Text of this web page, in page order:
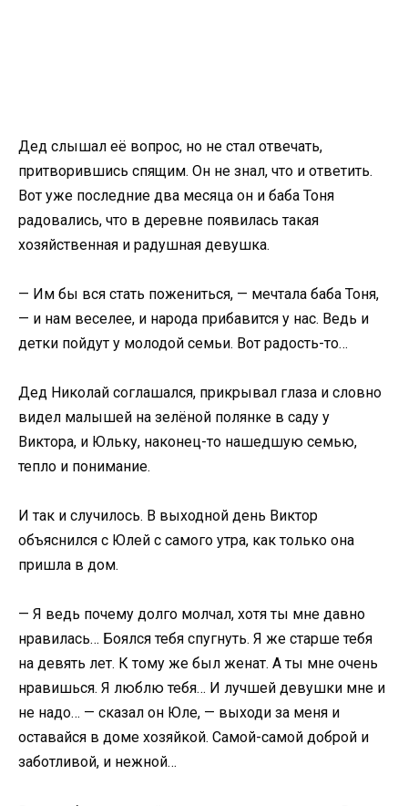
Дед слышал её вопрос, но не стал отвечать,
притворившись спящим. Он не знал, что и ответить.
Вот уже последние два месяца он и баба Тоня
радовались, что в деревне появилась такая
хозяйственная и радушная девушка.
— Им бы вся стать пожениться, — мечтала баба Тоня,
— и нам веселее, и народа прибавится у нас. Ведь и
детки пойдут у молодой семьи. Вот радость-то…
Дед Николай соглашался, прикрывал глаза и словно
видел малышей на зелёной полянке в саду у
Виктора, и Юльку, наконец-то нашедшую семью,
тепло и понимание.
И так и случилось. В выходной день Виктор
объяснился с Юлей с самого утра, как только она
пришла в дом.
— Я ведь почему долго молчал, хотя ты мне давно
нравилась… Боялся тебя спугнуть. Я же старше тебя
на девять лет. К тому же был женат. А ты мне очень
нравишься. Я люблю тебя… И лучшей девушки мне и
не надо… — сказал он Юле, — выходи за меня и
оставайся в доме хозяйкой. Самой-самой доброй и
заботливой, и нежной…